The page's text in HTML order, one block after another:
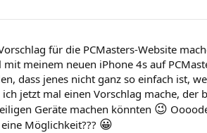
für die PCMasters-Website
mit meinem neuen iPhone 4s auf
dass jenes nicht ganz so einfach ist,
jetzt mal einen Vorschlag mache, der
Geräte machen könnten 😉
Möglichkeit??? 😀